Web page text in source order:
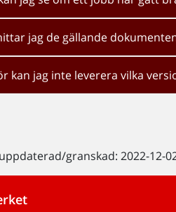
jag de gällande
kan jag inte leverera vilka
granskad: 2022-12-